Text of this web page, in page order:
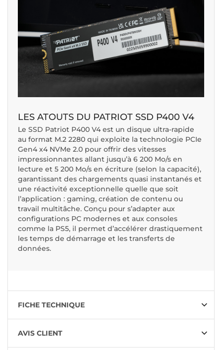
LES ATOUTS DU PATRIOT SSD P400 V4
Le SSD Patriot P400 V4 est un disque ultra-rapide
au format M.2 2280 qui exploite la technologie PCIe
Gen4 x4 NVMe 2.0 pour offrir des vitesses
impressionnantes allant jusqu’à 6 200 Mo/s en
lecture et 5 200 Mo/s en écriture (selon la capacité),
garantissant des chargements quasi instantanés et
une réactivité exceptionnelle quelle que soit
l’application : gaming, création de contenu ou
travail multitâche. Conçu pour s’adapter aux
configurations PC modernes et aux consoles
comme la PS5, il permet d’accélérer drastiquement
les temps de démarrage et les transferts de
données.
FICHE TECHNIQUE
AVIS CLIENT